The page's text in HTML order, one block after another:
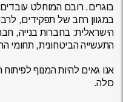
בוגרים. רובם המוחלט
במגוון רחב של תפקידים,
הישראלית: בחברות בנייה,
התעשייה הביטחונית, תחומי
אנו גאים להיות המנוף
כולה.